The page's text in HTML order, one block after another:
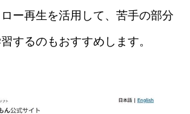
ー再生を活用して、苦手の部分
するのもおすすめします。